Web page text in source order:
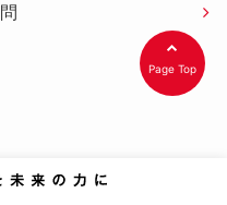
Page Top